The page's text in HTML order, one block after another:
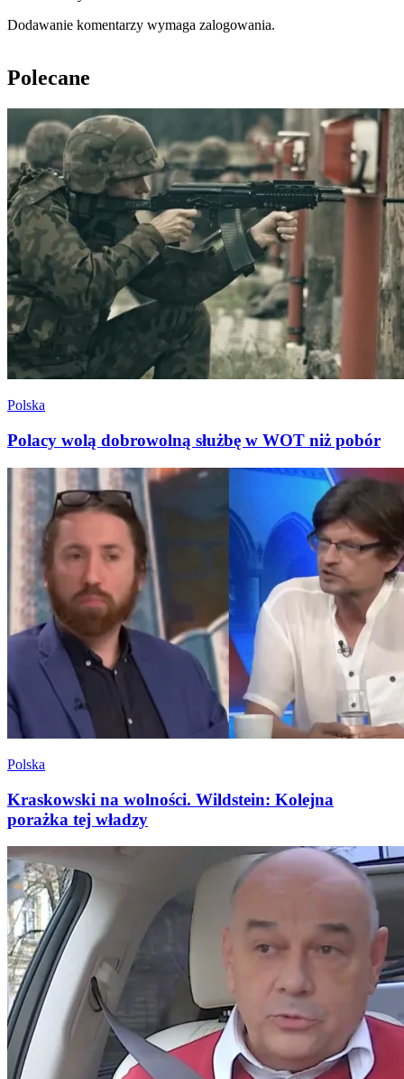
Dodawanie komentarzy wymaga zalogowania.
Polecane
Polska
Polacy wolą dobrowolną służbę w WOT niż pobór
Polska
Kraskowski na wolności. Wildstein: Kolejna
porażka tej władzy